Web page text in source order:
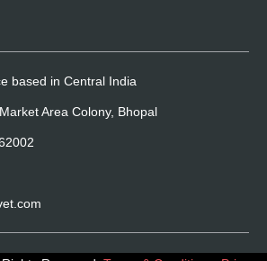
based in Central India
Area Colony, Bhopal